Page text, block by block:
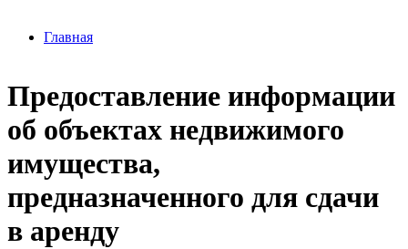
Предоставление информации
об объектах недвижимого
имущества,
предназначенного для сдачи
в аренду
Главная